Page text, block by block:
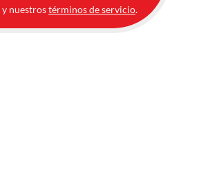
y nuestrostérminos de servicio.